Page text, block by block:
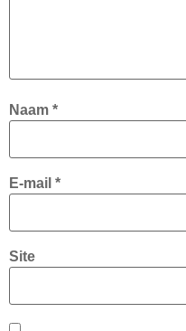
Naam *
E-mail *
Site